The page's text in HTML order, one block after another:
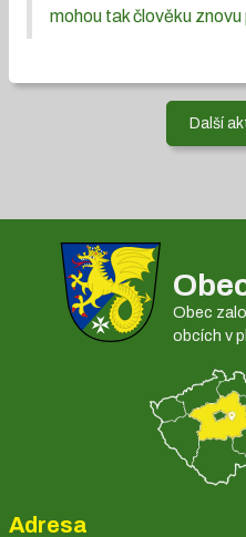
mohou tak člověku
Další
Obec
obcích v
Adresa